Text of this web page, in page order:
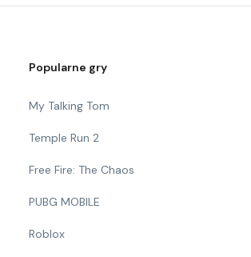
Popularne gry
My Talking Tom
Temple Run 2
Free Fire: The Chaos
PUBG MOBILE
Roblox